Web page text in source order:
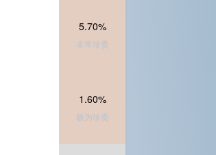
5.70%
非常珍贵
1.60%
极为珍贵